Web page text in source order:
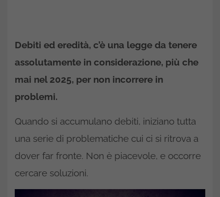
Debiti ed eredità, c’è una legge da tenere
assolutamente in considerazione, più che
mai nel 2025, per non incorrere in
problemi.
Quando si accumulano debiti, iniziano tutta
una serie di problematiche cui ci si ritrova a
dover far fronte. Non è piacevole, e occorre
cercare soluzioni.